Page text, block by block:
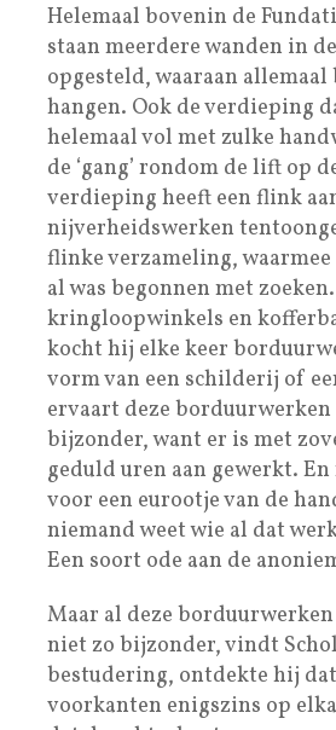
Helemaal bovenin de
staan meerdere wanden in
opgesteld, waaraan
hangen. Ook de verdieping
helemaal vol met zulke
de ‘gang’ rondom de lift op
verdieping heeft een flink
nijverheidswerken
flinke verzameling,
al was begonnen met
kringloopwinkels en
kocht hij elke keer
vorm van een schilderij of
ervaart deze borduurwerken
bijzonder, want er is met
geduld uren aan gewerkt.
voor een eurootje van de
niemand weet wie al dat
Een soort ode aan de
Maar al deze
niet zo bijzonder, vindt
bestudering, ontdekte hij
voorkanten enigszins op